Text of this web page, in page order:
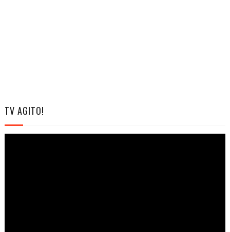
TV AGITO!